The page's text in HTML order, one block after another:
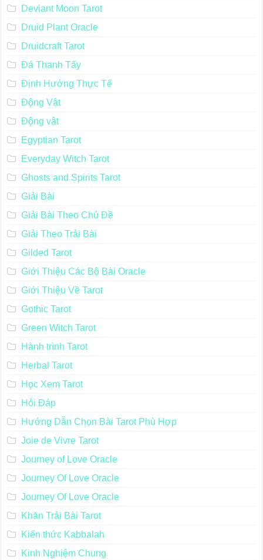
Deviant Moon Tarot
Druid Plant Oracle
Druidcraft Tarot
Đá Thanh Tẩy
Định Hướng Thực Tế
Động Vật
Động vật
Egyptian Tarot
Everyday Witch Tarot
Ghosts and Spirits Tarot
Giải Bài
Giải Bài Theo Chủ Đề
Giải Theo Trải Bài
Gilded Tarot
Giới Thiệu Các Bộ Bài Oracle
Giới Thiệu Về Tarot
Gothic Tarot
Green Witch Tarot
Hành trình Tarot
Herbal Tarot
Học Xem Tarot
Hỏi Đáp
Hướng Dẫn Chọn Bài Tarot Phù Hợp
Joie de Vivre Tarot
Journey of Love Oracle
Journey Of Love Oracle
Journey Of Love Oracle
Khăn Trải Bài Tarot
Kiến thức Kabbalah
Kinh Nghiệm Chung